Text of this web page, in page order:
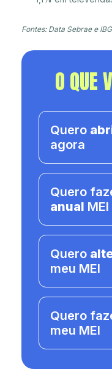
Fontes: Data Sebrae e
O QUE
Quero
agora
Quero
anual MEI
Quero
meu MEI
Quero
meu MEI